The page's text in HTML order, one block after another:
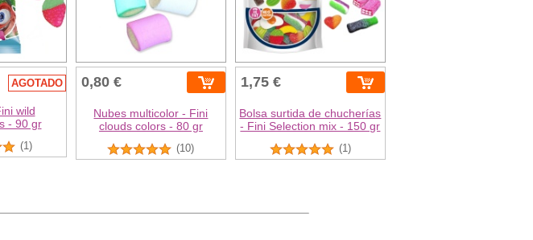
AGOTADO
wild
- 90 gr
(1)
0,80 €
Nubes multicolor - Fini
clouds colors - 80 gr
(10)
1,75 €
Bolsa surtida de chucherías
- Fini Selection mix - 150 gr
(1)